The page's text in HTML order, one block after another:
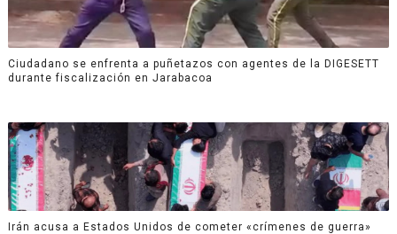
Ciudadano se enfrenta a puñetazos con agentes de la DIGESETT
durante fiscalización en Jarabacoa
Irán acusa a Estados Unidos de cometer «crímenes de guerra»